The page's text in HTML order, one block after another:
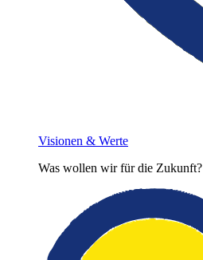
Visionen & Werte
Was wollen wir für die Zukunft?